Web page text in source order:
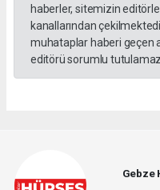
haberler, sitemizin
kanallarından
muhataplar haberi geçen
editörü sorumlu
Gebze